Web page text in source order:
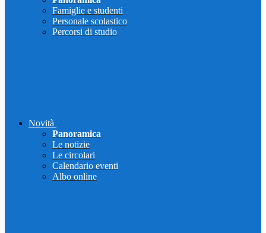
Famiglie e studenti
Personale scolastico
Percorsi di studio
Novità
Panoramica
Le notizie
Le circolari
Calendario eventi
Albo online